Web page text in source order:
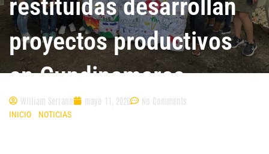
restituidas desarrollan
proyectos productivos
en Cundinamarca
William Serrano mayo 11, 2026 No Comments
INICIO NOTICIAS